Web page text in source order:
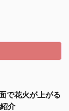
で花火が上がる
介